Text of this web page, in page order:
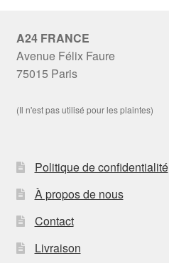
A24 FRANCE
Avenue Félix Faure
75015 Paris
(Il n'est pas utilisé pour les plaintes)
Politique de confidentialité
À propos de nous
Contact
Livraison